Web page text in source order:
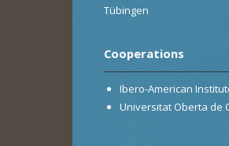
Tübingen
Cooperations
Ibero-American
Universitat Oberta de